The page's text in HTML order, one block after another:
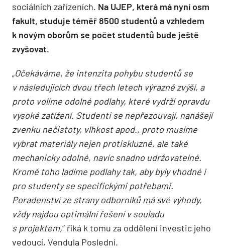
sociálních zařízeních. Na UJEP, která má nyní osm
fakult, studuje téměř 8500 studentů a vzhledem
k novým oborům se počet studentů bude ještě
zvyšovat.
„Očekáváme, že intenzita pohybu studentů se
v následujících dvou třech letech výrazně zvýší, a
proto volíme odolné podlahy, které vydrží opravdu
vysoké zatížení. Studenti se nepřezouvají, nanášejí
zvenku nečistoty, vlhkost apod., proto musíme
vybrat materiály nejen protiskluzné, ale také
mechanicky odolné, navíc snadno udržovatelné.
Kromě toho ladíme podlahy tak, aby byly vhodné i
pro studenty se specifickými potřebami.
Poradenství ze strany odborníků má své výhody,
vždy najdou optimální řešení v souladu
s projektem,“ říká k tomu za oddělení investic jeho
vedoucí, Vendula Poslední.